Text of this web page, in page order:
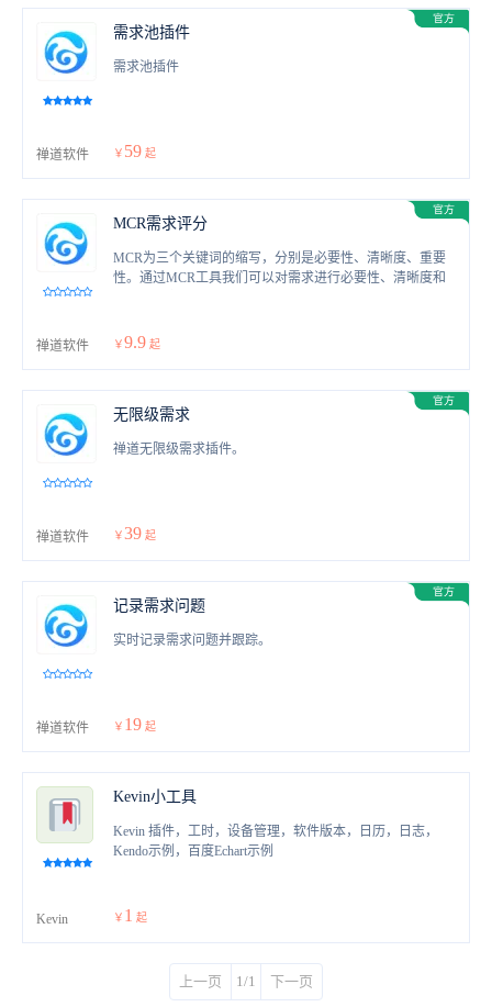
禅道软件
需求池插件
需求池插件
￥ 59 起
禅道软件
MCR需求评分
MCR为三个关键词的缩写，分别是必要性、清晰度、重要
性。通过MCR工具我们可以对需求进行必要性、清晰度和
￥9.9 起
禅道软件
无限级需求
禅道无限级需求插件。
￥39 起
禅道软件
记录需求问题
实时记录需求问题并跟踪。
￥ 19 起
Kevin
Kevin小工具
Kevin 插件，工时，设备管理，软件版本，日历，日志，
Kendo示例，百度Echart示例
￥ 1 起
上一页 1/1 下一页